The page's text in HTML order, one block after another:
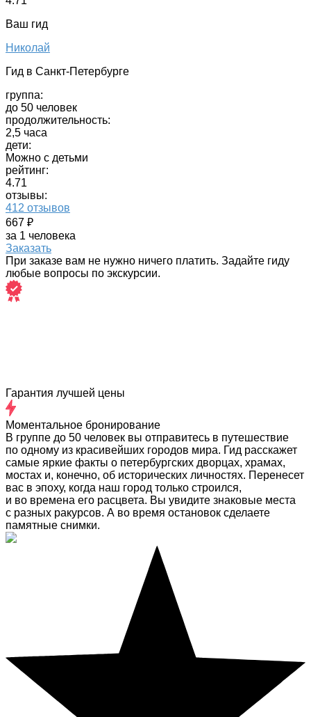
Ваш гид
Николай
Гид в Санкт-Петербурге
группа:
до 50 человек
продолжительность:
2,5 часа
дети:
Можно с детьми
рейтинг:
4.71
отзывы:
412 отзывов
667 ₽
за 1 человека
Заказать
При заказе вам не нужно ничего платить. Задайте гиду
любые вопросы по экскурсии.
Гарантия лучшей цены
Моментальное бронирование
В группе до 50 человек вы отправитесь в путешествие
по одному из красивейших городов мира. Гид расскажет
самые яркие факты о петербургских дворцах, храмах,
мостах и, конечно, об исторических личностях. Перенесет
вас в эпоху, когда наш город только строился,
и во времена его расцвета. Вы увидите знаковые места
с разных ракурсов. А во время остановок сделаете
памятные снимки.